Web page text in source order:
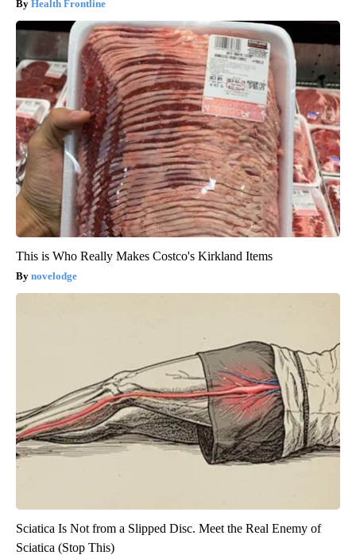
Health Frontline
This is Who Really Makes Costco's Kirkland Items
novelodge
Sciatica Is Not from a Slipped Disc. Meet the Real Enemy of
Sciatica (Stop This)